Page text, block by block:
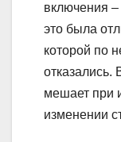
включения
это была
которой по
отказались.
мешает при
изменении